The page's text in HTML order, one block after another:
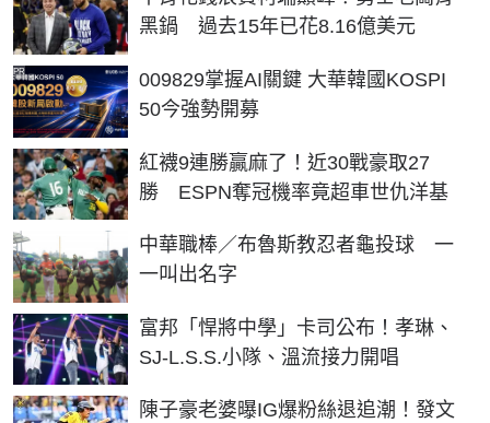
黑鍋 過去15年已花8.16億美元
009829掌握AI關鍵 大華韓國KOSPI
50今強勢開募
PR
紅襪9連勝贏麻了！近30戰豪取27
勝 ESPN奪冠機率竟超車世仇洋基
中華職棒／布魯斯教忍者龜投球 一
一叫出名字
富邦「悍將中學」卡司公布！孝琳、
SJ-L.S.S.小隊、溫流接力開唱
陳子豪老婆曝IG爆粉絲退追潮！發文